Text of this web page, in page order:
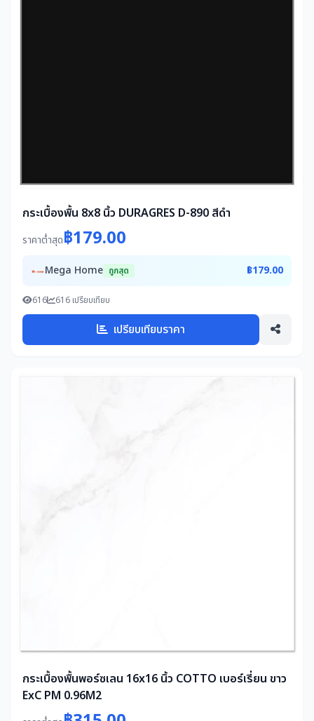
กระเบื้องพื้น 8x8 นิ้ว DURAGRES D-890 สีดำ
ราคาต่ำสุด฿179.00
Mega Home ถูกสุด ฿179.00
616 616 เปรียบเทียบ
เปรียบเทียบราคา
กระเบื้องพื้นพอร์ซเลน 16x16 นิ้ว COTTO เบอร์เรี่ยน ขาว
ExC PM 0.96M2